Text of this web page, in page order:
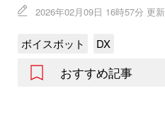
2026年02月09日 16時57分 更新
ボイスボット DX
おすすめ記事